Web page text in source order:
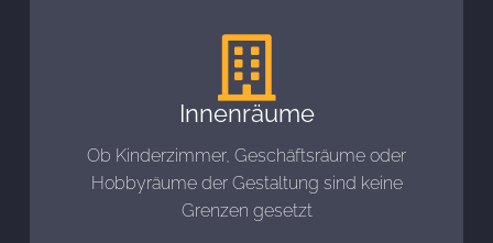
Innenräume
Ob Kinderzimmer, Geschäftsräume oder
Hobbyräume der Gestaltung sind keine
Grenzen gesetzt